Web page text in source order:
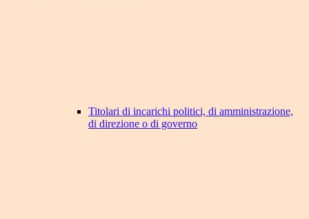
Titolari di incarichi politici, di amministrazione,
di direzione o di governo